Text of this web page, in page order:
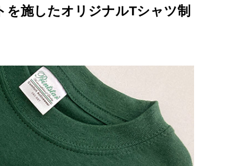
施したオリジナルTシャツ制